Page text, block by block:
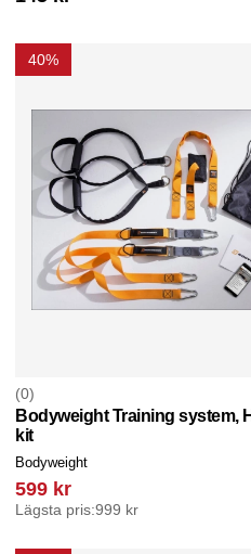
40%
0
Bodyweight Training system,
kit
Bodyweight
599 kr
Lägsta pris:999 kr